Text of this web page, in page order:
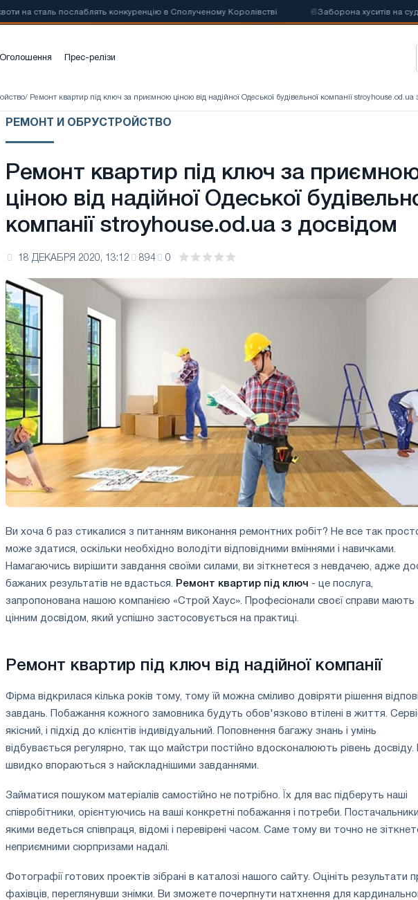
на сталь послаблять конкуренцію в Сполученому Королівстві Заборона хуситів на
Оголошення Прес-релізи
/ Ремонт квартир під ключ за приємною ціною від надійної Одеської будівельної компанії stroyhouse.od.ua
РЕМОНТ И ОБРУСТРОЙСТВО
Ремонт квартир під ключ за
ціною від надійної Одеської
компанії stroyhouse.od.ua з досвідом
18 ДЕКАБРЯ 2020, 13:12 894 0
Ви хоча б раз стикалися з питанням виконання ремонтних робіт? Не все так
може здатися, оскільки необхідно володіти відповідними вміннями і навичками.
Намагаючись вирішити завдання своїми силами, ви зіткнетеся з невдачею, адже
бажаних результатів не вдасться.
Ремонт квартир під ключ - це послуга,
запропонована нашою компанією «Строй Хаус». Професіонали своєї справи мають
цінним досвідом, який успішно застосовується на практиці.
Ремонт квартир під ключ від надійної компанії
Фірма відкрилася кілька років тому, тому їй можна сміливо довіряти рішення
завдань. Побажання кожного замовника будуть обов'язково втілені в життя.
якісний, і підхід до клієнтів індивідуальний. Поповнення багажу знань і умінь
відбувається регулярно, так що майстри постійно вдосконалюють рівень досвіду.
швидко впораються з найскладнішими завданнями.
Займатися пошуком матеріалів самостійно не потрібно. Їх для вас підберуть наші
співробітники, орієнтуючись на ваші конкретні побажання і потреби.
якими ведеться співпраця, відомі і перевірені часом. Саме тому ви точно не
неприємними сюрпризами надалі.
Фотографії готових проектів зібрані в каталозі нашого сайту. Оцініть результати
фахівців, переглянувши знімки. Ви зможете почерпнути натхнення для